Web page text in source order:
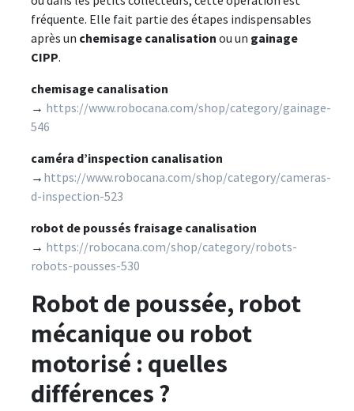
fréquente. Elle fait partie des étapes indispensables
après un chemisage canalisation ou un gainage
CIPP.
chemisage canalisation
→ https://www.robocana.com/shop/category/gainage-
546
caméra d’inspection canalisation
→ https://www.robocana.com/shop/category/cameras-
d-inspection-523
robot de poussés fraisage canalisation
→ https://robocana.com/shop/category/robots-
robots-pousses-530
Robot de poussée, robot
mécanique ou robot
motorisé : quelles
différences ?